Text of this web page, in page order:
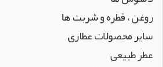
روغن ، قطره و شربت ها
سایر محصولات عطاری
عطر طبیعی